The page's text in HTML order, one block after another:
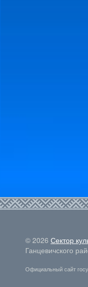
© 2026 Сектор
Ганцевичского
Официальный сайт